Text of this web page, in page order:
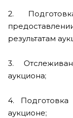
2.
результатам
3.
аукциона;
4.
аукционе;